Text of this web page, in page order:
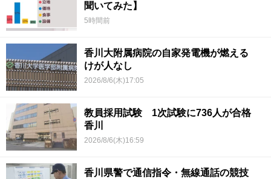
聞いてみた】
5時間前
香川大附属病院の自家発電機が燃える
けが人なし
2026/8/6(木)17:05
教員採用試験 1次試験に736人が合格
香川
2026/8/6(木)16:59
香川県警で通信指令・無線通話の競技